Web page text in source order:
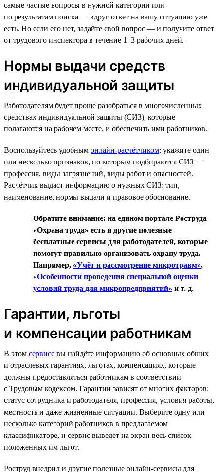
самые частые вопросы в нужной категории или
по результатам поиска — вдруг ответ на вашу ситуацию уже
есть. Но если его нет, задайте свой вопрос — и получите ответ
от трудового инспектора в течение 1–3 рабочих дней.
Нормы выдачи средств
индивидуальной защиты
Работодателям будет проще разобраться в многочисленных
средствах индивидуальной защиты (СИЗ), которые
полагаются на рабочем месте, и обеспечить ими работников.
Воспользуйтесь удобным онлайн-расчётчиком: укажите один
или несколько признаков, по которым подбираются СИЗ —
профессия, виды загрязнений, виды работ и опасностей.
Расчётчик выдаст информацию о нужных СИЗ: тип,
наименование, нормы выдачи и правовое обоснование.
Обратите внимание: на едином портале Роструда
«Охрана труда» есть и другие полезные
бесплатные сервисы для работодателей, которые
помогут правильно организовать охрану труда.
Например, «Учёт и рассмотрение микротравм»,
«Особенности проведения специальной оценки
условий труда для микропредприятий» и т. д.
Гарантии, льготы
и компенсации работникам
В этом сервисе вы найдёте информацию об основных общих
и отраслевых гарантиях, льготах, компенсациях, которые
должны предоставляться работникам в соответствии
с Трудовым кодексом. Гарантии зависят от многих факторов:
статус сотрудника и работодателя, профессия, условия работы,
местность и даже жизненные ситуации. Выберите одну или
несколько категорий работников в предлагаемом
классификаторе, и сервис выведет на экран весь список
положенных им льгот.
Роструд внедрил и другие полезные онлайн-сервисы для